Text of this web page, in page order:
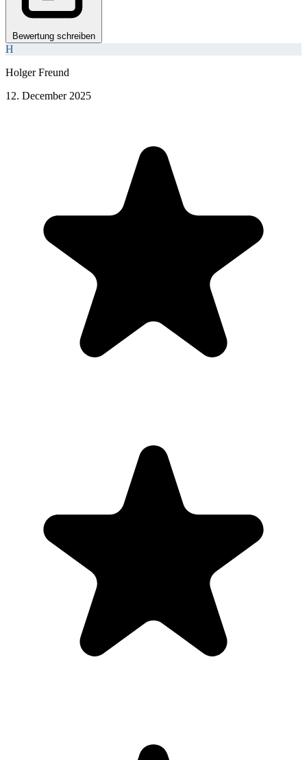
Bewertung schreiben
H
Holger Freund
12. December 2025